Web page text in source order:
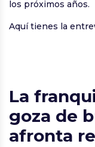
los próximos años.
Aquí tienes la
La
goza de
afronta